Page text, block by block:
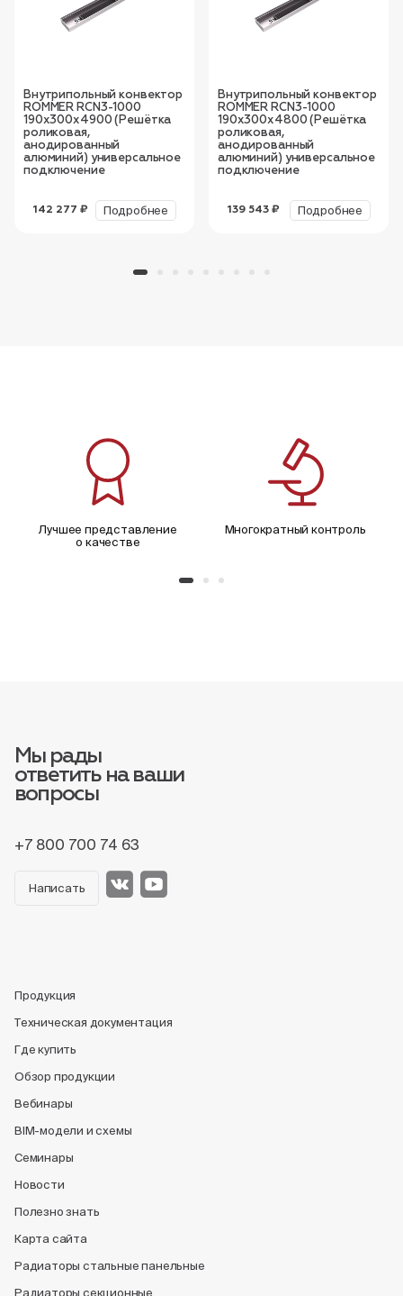
Внутрипольный конвектор
ROMMER RCN3-1000
190х300х4900 (Решётка
роликовая,
анодированный
алюминий) универсальное
подключение
142 277 ₽ Подробнее
Внутрипольный конвектор
ROMMER RCN3-1000
190х300х4800 (Решётка
роликовая,
анодированный
алюминий) универсальное
подключение
139 543 ₽ Подробнее
Лучшее представление
о качестве
Многократный контроль
Мы рады
ответить на ваши
вопросы
+7 800 700 74 63
Написать
Продукция
Техническая документация
Где купить
Обзор продукции
Вебинары
BIM-модели и схемы
Семинары
Новости
Полезно знать
Карта сайта
Радиаторы стальные панельные
Радиаторы секционные